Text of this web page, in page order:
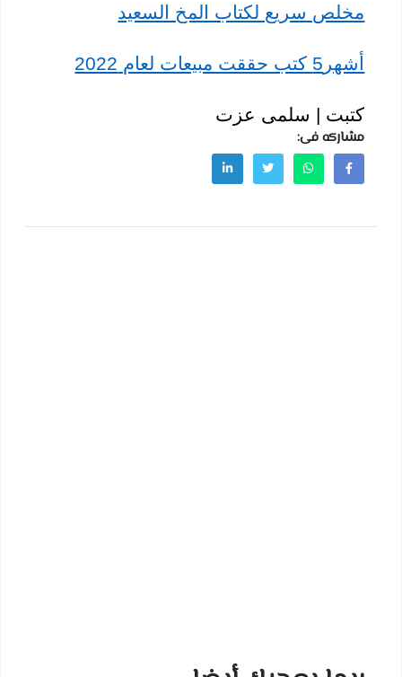
مخلص سريع لكتاب المخ السعيد
أشهر5 كتب حققت مبيعات لعام 2022
كتبت | سلمى عزت
مشاركه فى: